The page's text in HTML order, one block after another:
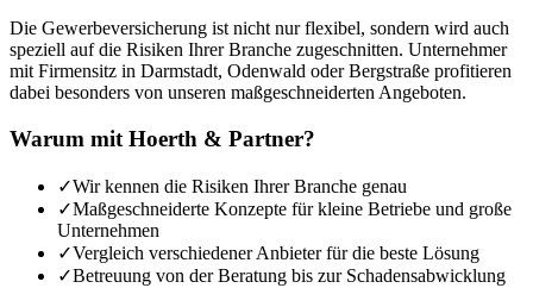
Die Gewerbeversicherung ist nicht nur flexibel, sondern wird auch
speziell auf die Risiken Ihrer Branche zugeschnitten. Unternehmer
mit Firmensitz in Darmstadt, Odenwald oder Bergstraße profitieren
dabei besonders von unseren maßgeschneiderten Angeboten.
Warum mit Hoerth & Partner?
✓Wir kennen die Risiken Ihrer Branche genau
✓Maßgeschneiderte Konzepte für kleine Betriebe und große
Unternehmen
✓Vergleich verschiedener Anbieter für die beste Lösung
✓Betreuung von der Beratung bis zur Schadensabwicklung